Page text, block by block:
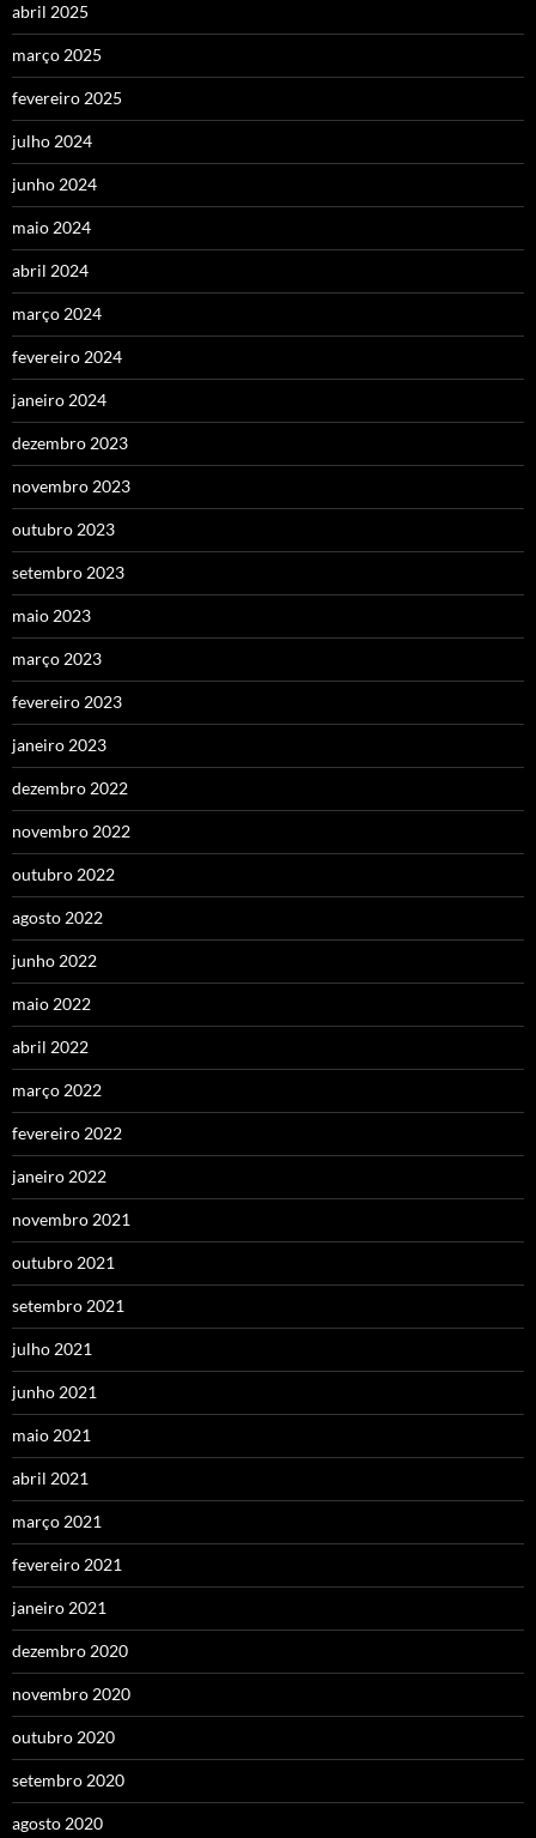
abril 2025
março 2025
fevereiro 2025
julho 2024
junho 2024
maio 2024
abril 2024
março 2024
fevereiro 2024
janeiro 2024
dezembro 2023
novembro 2023
outubro 2023
setembro 2023
maio 2023
março 2023
fevereiro 2023
janeiro 2023
dezembro 2022
novembro 2022
outubro 2022
agosto 2022
junho 2022
maio 2022
abril 2022
março 2022
fevereiro 2022
janeiro 2022
novembro 2021
outubro 2021
setembro 2021
julho 2021
junho 2021
maio 2021
abril 2021
março 2021
fevereiro 2021
janeiro 2021
dezembro 2020
novembro 2020
outubro 2020
setembro 2020
agosto 2020